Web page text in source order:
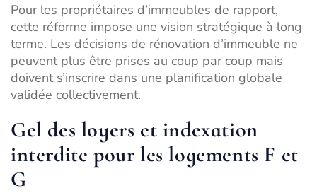
Pour les propriétaires d’immeubles de rapport,
cette réforme impose une vision stratégique à long
terme. Les décisions de rénovation d’immeuble ne
peuvent plus être prises au coup par coup mais
doivent s’inscrire dans une planification globale
validée collectivement.
Gel des loyers et indexation
interdite pour les logements F et
G